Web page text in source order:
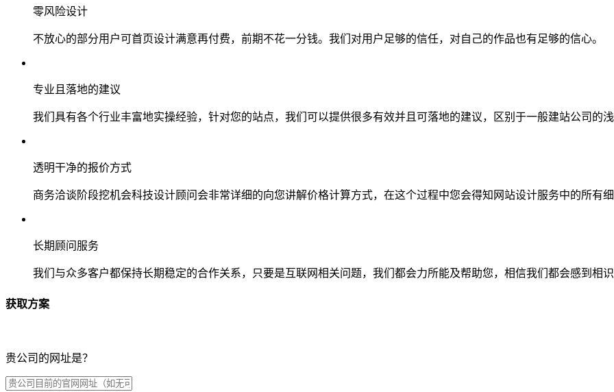
零风险设计
不放心的部分用户可首页设计满意再付费，前期不花一分钱。我们对用户足够的信任，对自己的作品也有足够的信心。
专业且落地的建议
我们具有各个行业丰富地实操经验，针对您的站点，我们可以提供很多有效并且可落地的建议，区别于一般建站公司的
透明干净的报价方式
商务洽谈阶段挖机会科技设计顾问会非常详细的向您讲解价格计算方式，在这个过程中您会得知网站设计服务中的所有
长期顾问服务
我们与众多客户都保持长期稳定的合作关系，只要是互联网相关问题，我们都会力所能及帮助您，相信我们都会感到相
获取方案
贵公司的网址是？